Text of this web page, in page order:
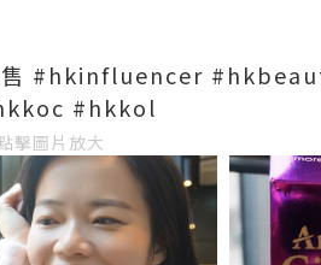
#hkinfluencer
#hkkol
擊圖片放大